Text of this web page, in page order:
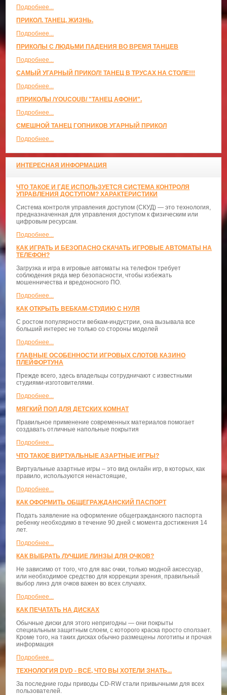
Подробнее...
ПРИКОЛ. ТАНЕЦ. ЖИЗНЬ.
Подробнее...
ПРИКОЛЫ С ЛЮДЬМИ ПАДЕНИЯ ВО ВРЕМЯ ТАНЦЕВ
Подробнее...
САМЫЙ УГАРНЫЙ ПРИКОЛ! ТАНЕЦ В ТРУСАХ НА СТОЛЕ!!!
Подробнее...
#ПРИКОЛЫ /YOUCOUB/ "ТАНЕЦ АФОНИ".
Подробнее...
СМЕШНОЙ ТАНЕЦ ГОПНИКОВ УГАРНЫЙ ПРИКОЛ
Подробнее...
ИНТЕРЕСНАЯ ИНФОРМАЦИЯ
ЧТО ТАКОЕ И ГДЕ ИСПОЛЬЗУЕТСЯ СИСТЕМА КОНТРОЛЯ
УПРАВЛЕНИЯ ДОСТУПОМ? ХАРАКТЕРИСТИКИ
Система контроля управления доступом (СКУД) — это технология,
предназначенная для управления доступом к физическим или
цифровым ресурсам.
Подробнее...
КАК ИГРАТЬ И БЕЗОПАСНО СКАЧАТЬ ИГРОВЫЕ АВТОМАТЫ НА
ТЕЛЕФОН?
Загрузка и игра в игровые автоматы на телефон требует
соблюдения ряда мер безопасности, чтобы избежать
мошенничества и вредоносного ПО.
Подробнее...
КАК ОТКРЫТЬ ВЕБКАМ-СТУДИЮ С НУЛЯ
С ростом популярности вебкам-индустрии, она вызывала все
больший интерес не только со стороны моделей
Подробнее...
ГЛАВНЫЕ ОСОБЕННОСТИ ИГРОВЫХ СЛОТОВ КАЗИНО
ПЛЕЙФОРТУНА
Прежде всего, здесь владельцы сотрудничают с известными
студиями-изготовителями.
Подробнее...
МЯГКИЙ ПОЛ ДЛЯ ДЕТСКИХ КОМНАТ
Правильное применение современных материалов помогает
создавать отличные напольные покрытия
Подробнее...
ЧТО ТАКОЕ ВИРТУАЛЬНЫЕ АЗАРТНЫЕ ИГРЫ?
Виртуальные азартные игры – это вид онлайн игр, в которых, как
правило, используются ненастоящие,
Подробнее...
КАК ОФОРМИТЬ ОБЩЕГРАЖДАНСКИЙ ПАСПОРТ
Подать заявление на оформление общегражданского паспорта
ребенку необходимо в течение 90 дней с момента достижения 14
лет.
Подробнее...
КАК ВЫБРАТЬ ЛУЧШИЕ ЛИНЗЫ ДЛЯ ОЧКОВ?
Не зависимо от того, что для вас очки, только модной аксессуар,
или необходимое средство для коррекции зрения, правильный
выбор линз для очков важен во всех случаях.
Подробнее...
КАК ПЕЧАТАТЬ НА ДИСКАХ
Обычные диски для этого непригодны — они покрыты
специальным защитным слоем, с которого краска просто сползает.
Кроме того, на таких дисках обычно размещены логотипы и прочая
информация
Подробнее...
ТЕХНОЛОГИЯ DVD - ВСЁ, ЧТО ВЫ ХОТЕЛИ ЗНАТЬ...
За последние годы приводы CD-RW стали привычными для всех
пользователей.